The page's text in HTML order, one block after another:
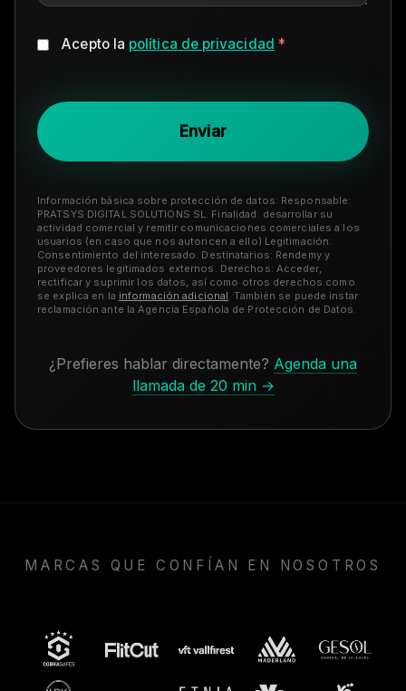
Acepto la política de privacidad *
Información básica sobre protección de datos: Responsable:
PRATSYS DIGITAL SOLUTIONS SL. Finalidad: desarrollar su
actividad comercial y remitir comunicaciones comerciales a los
usuarios (en caso que nos autoricen a ello) Legitimación:
Consentimiento del interesado. Destinatarios: Rendemy y
proveedores legitimados externos. Derechos: Acceder,
rectificar y suprimir los datos, así como otros derechos como
se explica en la información adicional. También se puede instar
reclamación ante la Agencia Española de Protección de Datos.
¿Prefieres hablar directamente? Agenda una
llamada de 20 min →
MARCAS QUE CONFÍAN EN NOSOTROS